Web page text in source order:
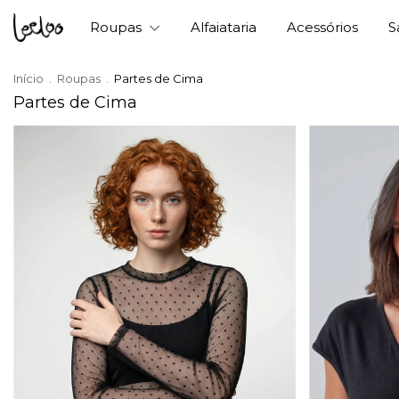
Roupas Alfaiataria Acessórios
Início Roupas Partes de Cima
Partes de Cima